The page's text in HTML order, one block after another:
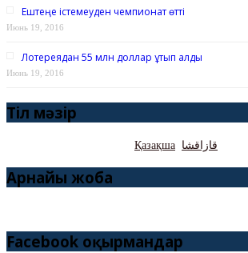
Ештеңе істемеуден чемпионат өтті
Июнь 19, 2016
Лотереядан 55 млн доллар ұтып алды
Июнь 19, 2016
Тіл мәзір
Қазақша قازاقشا
Арнайы жоба
Facebook оқырмандар